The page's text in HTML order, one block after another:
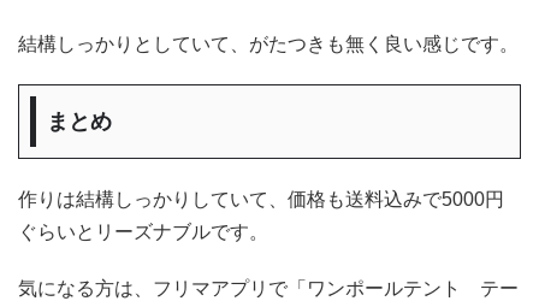
結構しっかりとしていて、がたつきも無く良い感じです。
まとめ
作りは結構しっかりしていて、価格も送料込みで5000円
ぐらいとリーズナブルです。
気になる方は、フリマアプリで「ワンポールテント テー